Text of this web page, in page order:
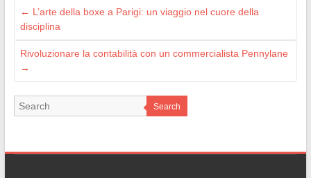
← L’arte della boxe a Parigi: un viaggio nel cuore della
disciplina
Rivoluzionare la contabilità con un commercialista Pennylane
→
Search